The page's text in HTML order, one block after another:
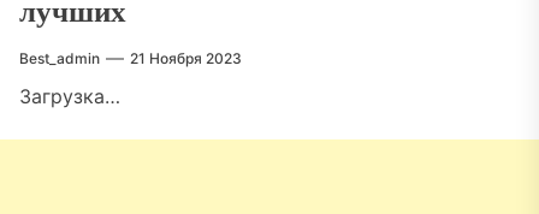
лучших
Best_admin 21 Ноября 2023
Загрузка…